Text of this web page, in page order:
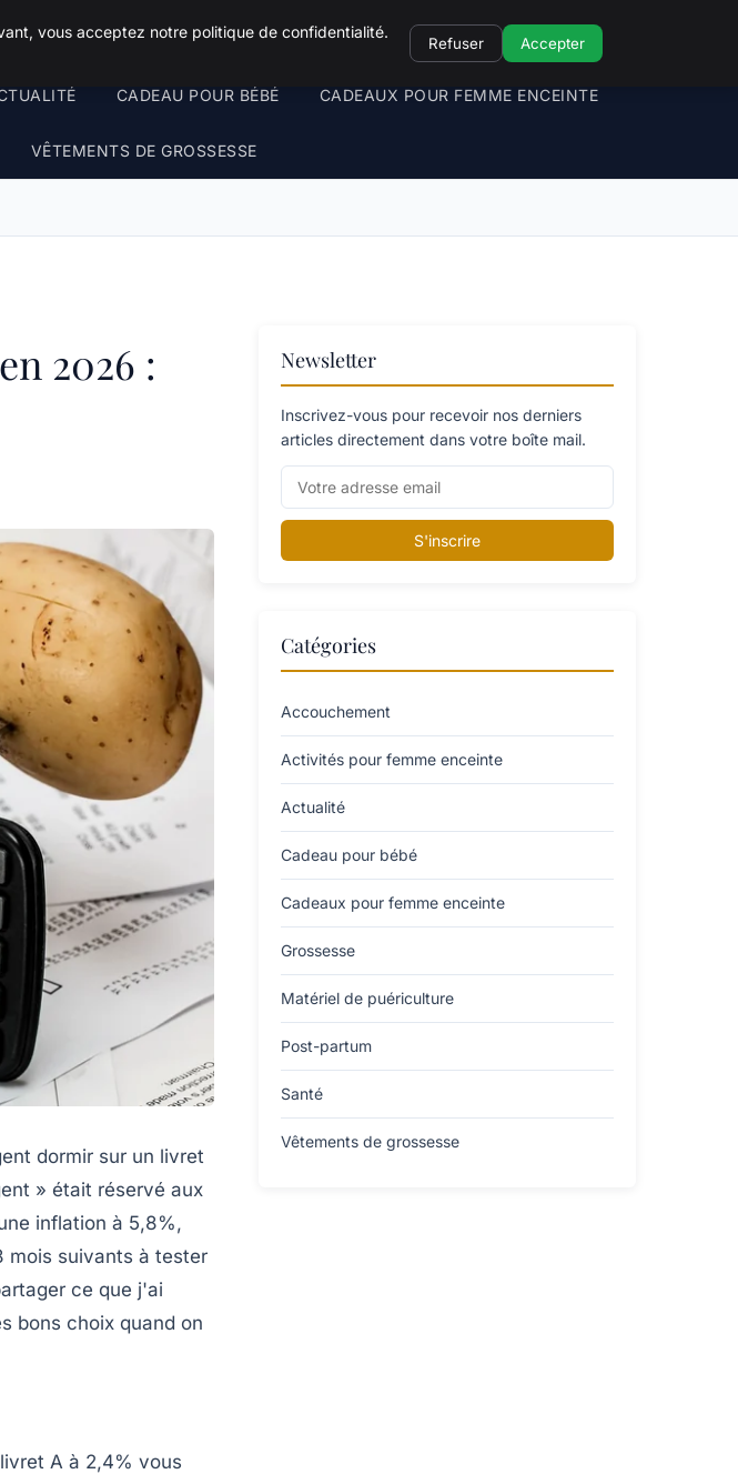
CADEAU POUR BÉBÉ CADEAUX POUR FEMME ENCEINTE
VÊTEMENTS DE GROSSESSE
2026 :
dormir sur un livret
» était réservé aux
inflation à 5,8%,
mois suivants à tester
ce que j'ai
bons choix quand on
A à 2,4% vous
Newsletter
Inscrivez-vous pour recevoir nos derniers
articles directement dans votre boîte mail.
S'inscrire
Catégories
Accouchement
Activités pour femme enceinte
Actualité
Cadeau pour bébé
Cadeaux pour femme enceinte
Grossesse
Matériel de puériculture
Post-partum
Santé
Vêtements de grossesse
vous acceptez notre politique de confidentialité.
Refuser Accepter